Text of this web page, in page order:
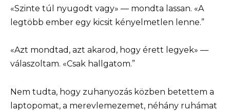
«Szinte túl nyugodt vagy» — mondta lassan. «A
legtöbb ember egy kicsit kényelmetlen lenne.”
«Azt mondtad, azt akarod, hogy érett legyek» —
válaszoltam. «Csak hallgatom.”
Nem tudta, hogy zuhanyozás közben betettem a
laptopomat, a merevlemezemet, néhány ruhámat